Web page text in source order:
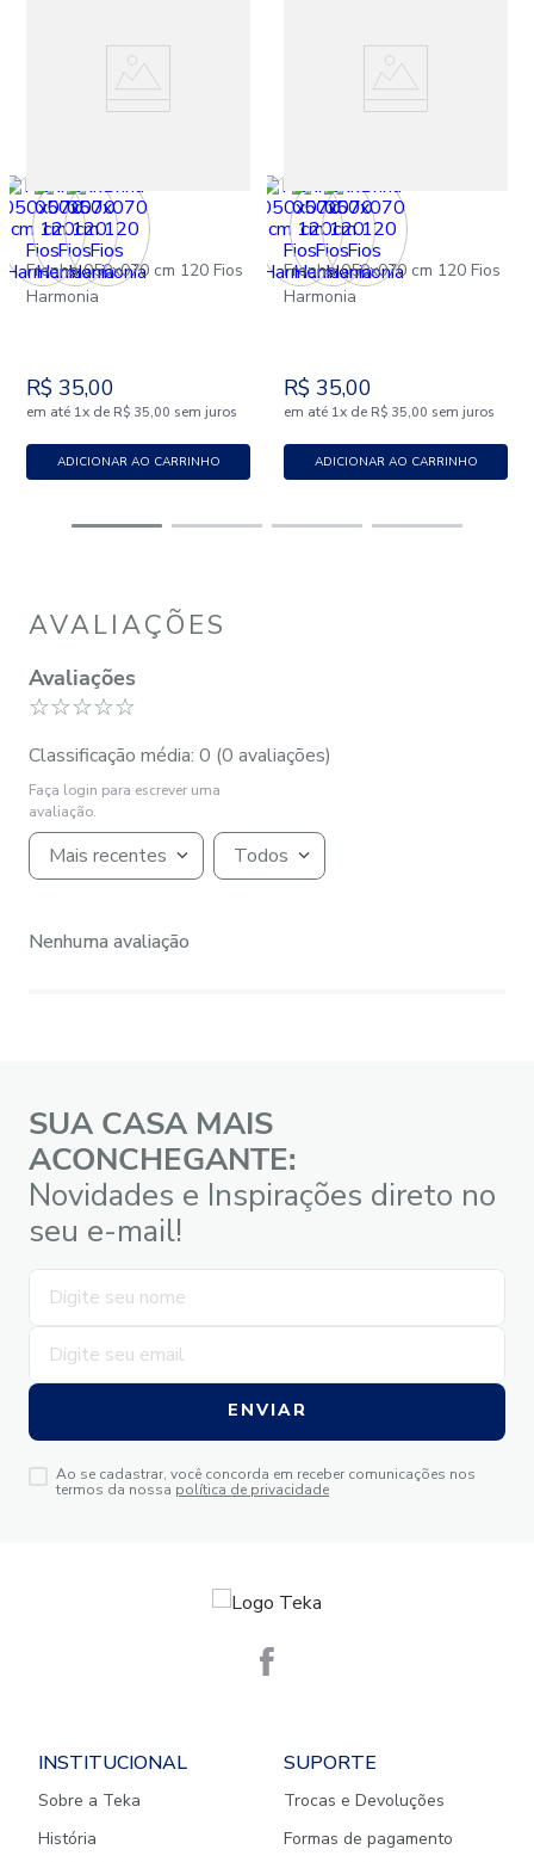
Fronha 050x070 cm 120 Fios
Harmonia
R$ 35,00
em até 1x de R$ 35,00 sem juros
ADICIONAR AO CARRINHO
Fronha 050x070 cm 120 Fios
Harmonia
R$ 35,00
em até 1x de R$ 35,00 sem juros
ADICIONAR AO CARRINHO
AVALIAÇÕES
Avaliações
☆☆☆☆☆
Classificação média: 0 (0 avaliações)
Faça login para escrever uma
avaliação.
Mais recentes Todos
Nenhuma avaliação
SUA CASA MAIS
ACONCHEGANTE:
Novidades e Inspirações direto no
seu e-mail!
ENVIAR
Ao se cadastrar, você concorda em receber comunicações nos
termos da nossa política de privacidade
INSTITUCIONAL
Sobre a Teka
História
SUPORTE
Trocas e Devoluções
Formas de pagamento